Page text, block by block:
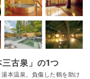
古泉」の1つ
本温泉。負傷した鶴を助け